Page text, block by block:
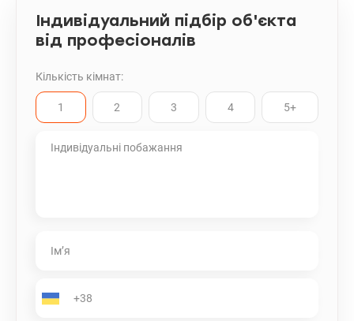
Індивідуальний підбір об'єкта
від професіоналів
Кількість кімнат:
1 2 3 4 5+